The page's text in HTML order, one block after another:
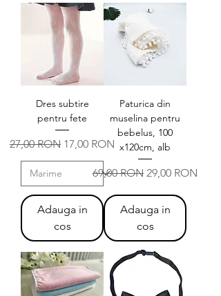
Dres subtire
pentru fete
Preț normal
27,00 RON Preț redus
17,00 RON
Adauga in
cos
Paturica din
muselina pentru
bebelus, 100
x120cm, alb
Preț normal
69,00 RON Preț redus
29,00 RON
Adauga in
cos